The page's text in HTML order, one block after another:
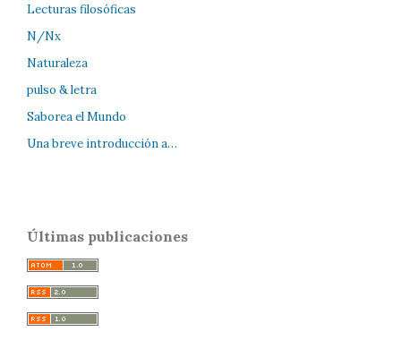
Lecturas filosóficas
N/Nx
Naturaleza
pulso & letra
Saborea el Mundo
Una breve introducción a…
Últimas publicaciones